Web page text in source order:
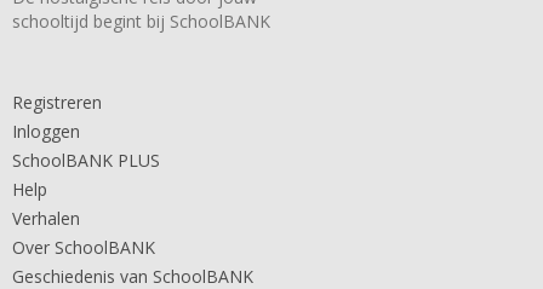
schooltijd begint bij SchoolBANK
Registreren
Inloggen
SchoolBANK PLUS
Help
Verhalen
Over SchoolBANK
Geschiedenis van SchoolBANK